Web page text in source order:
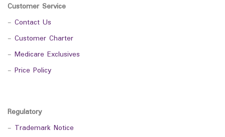
Customer Service
- Contact Us
- Customer Charter
- Medicare Exclusives
- Price Policy
Regulatory
- Trademark Notice